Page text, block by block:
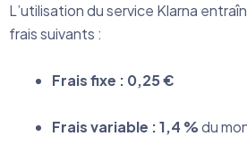
L’utilisation du service Klarna
frais suivants :
Frais fixe : 0,25 €
Frais variable : 1,4 %du